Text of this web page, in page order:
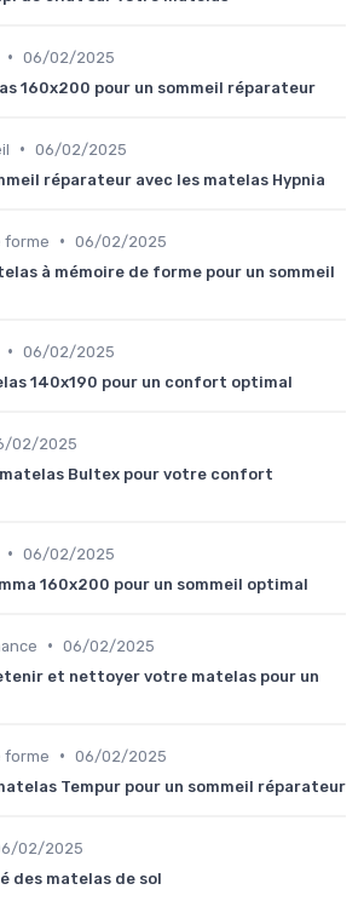
• 06/02/2025
160x200 pour un sommeil réparateur
• 06/02/2025
réparateur avec les matelas Hypnia
forme • 06/02/2025
à mémoire de forme pour un sommeil
• 06/02/2025
140x190 pour un confort optimal
02/2025
Bultex pour votre confort
• 06/02/2025
160x200 pour un sommeil optimal
• 06/02/2025
et nettoyer votre matelas pour un
forme • 06/02/2025
Tempur pour un sommeil réparateur
02/2025
matelas de sol